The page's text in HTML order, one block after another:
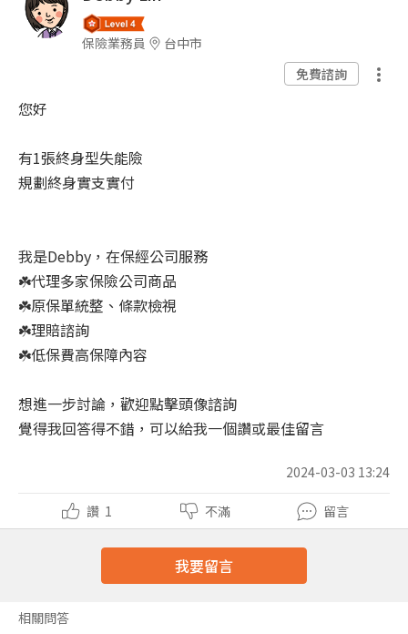
保險業務員
台中市
免費諮詢
您好
有1張終身型失能險
規劃終身實支實付
我是Debby，在保經公司服務
☘️代理多家保險公司商品
☘️原保單統整、條款檢視
☘️理賠諮詢
☘️低保費高保障內容
想進一步討論，歡迎點擊頭像諮詢
覺得我回答得不錯，可以給我一個讚或最佳留言
2024-03-03 13:24
讚 1 不滿 留言
我要留言
相關問答